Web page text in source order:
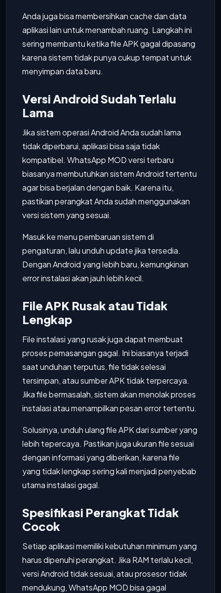
Anda juga bisa membersihkan cache dan data
aplikasi lain untuk menambah ruang. Langkah ini
sering membantu ketika file APK gagal dipasang
karena sistem tidak punya cukup tempat untuk
menyimpan data baru.
Versi Android Sudah Terlalu
Lama
Jika sistem operasi Android Anda sudah lama
tidak diperbarui, aplikasi bisa saja tidak
kompatibel. WhatsApp MOD versi terbaru
biasanya membutuhkan sistem Android tertentu
agar bisa berjalan dengan baik. Karena itu,
pastikan perangkat Anda sudah menggunakan
versi sistem yang sesuai.
Masuk ke menu pembaruan sistem di
pengaturan, lalu unduh update jika tersedia.
Dengan Android yang lebih baru, kemungkinan
error instalasi akan jauh lebih kecil.
File APK Rusak atau Tidak
Lengkap
File instalasi yang rusak juga dapat membuat
proses pemasangan gagal. Ini biasanya terjadi
saat unduhan terputus, file tidak selesai
tersimpan, atau sumber APK tidak terpercaya.
Jika file bermasalah, sistem akan menolak proses
instalasi atau menampilkan pesan error tertentu.
Solusinya, unduh ulang file APK dari sumber yang
lebih tepercaya. Pastikan juga ukuran file sesuai
dengan informasi yang diberikan, karena file
yang tidak lengkap sering kali menjadi penyebab
utama instalasi gagal.
Spesifikasi Perangkat Tidak
Cocok
Setiap aplikasi memiliki kebutuhan minimum yang
harus dipenuhi perangkat. Jika RAM terlalu kecil,
versi Android tidak sesuai, atau prosesor tidak
mendukung, WhatsApp MOD bisa gagal